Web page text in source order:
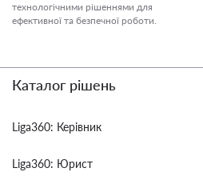
технологічними рішеннями для
ефективної та безпечної роботи.
Каталог рішень
Liga360: Керівник
Liga360: Юрист